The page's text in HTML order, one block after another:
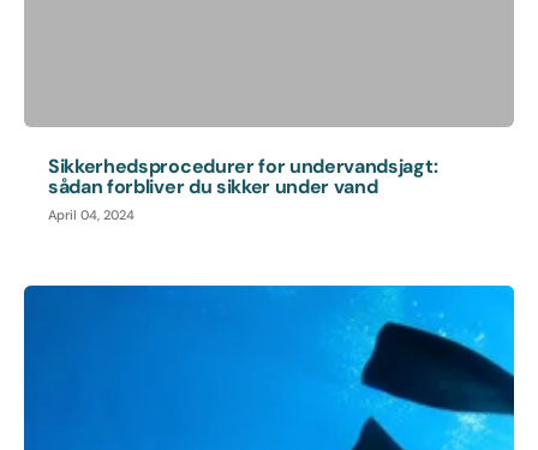
Sikkerhedsprocedurer for undervandsjagt:
sådan forbliver du sikker under vand
April 04, 2024